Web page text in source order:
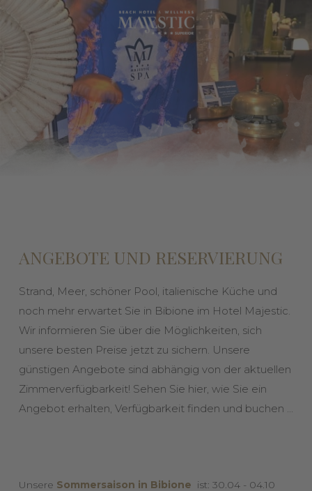
ANGEBOTE UND RESERVIERUNG
Strand, Meer, schöner Pool, italienische Küche und
noch mehr erwartet Sie in Bibione im Hotel Majestic.
Wir informieren Sie über die Möglichkeiten, sich
unsere besten Preise jetzt zu sichern. Unsere
günstigen Angebote sind abhängig von der aktuellen
Zimmerverfügbarkeit! Sehen Sie hier, wie Sie ein
Angebot erhalten, Verfügbarkeit finden und buchen ...
Unsere Sommersaison in Bibione ist: 30.04 - 04.10